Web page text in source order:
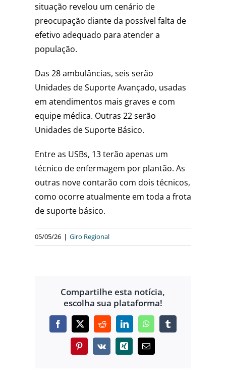
situação revelou um cenário de
preocupação diante da possível falta de
efetivo adequado para atender a
população.
Das 28 ambulâncias, seis serão
Unidades de Suporte Avançado, usadas
em atendimentos mais graves e com
equipe médica. Outras 22 serão
Unidades de Suporte Básico.
Entre as USBs, 13 terão apenas um
técnico de enfermagem por plantão. As
outras nove contarão com dois técnicos,
como ocorre atualmente em toda a frota
de suporte básico.
05/05/26 | Giro Regional
Compartilhe esta notícia,
escolha sua plataforma!
Facebook
X RedditLinkedInWhatsAppTumblr
Pinterest
Vk Xing
E-